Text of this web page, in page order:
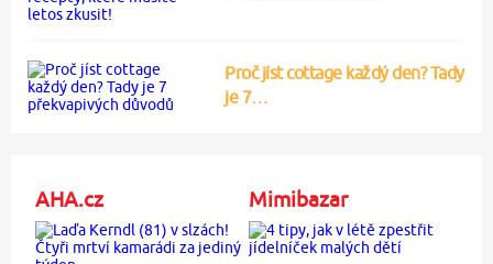
Proč jíst cottage každý den? Tady
je 7…
AHA.cz Mimibazar